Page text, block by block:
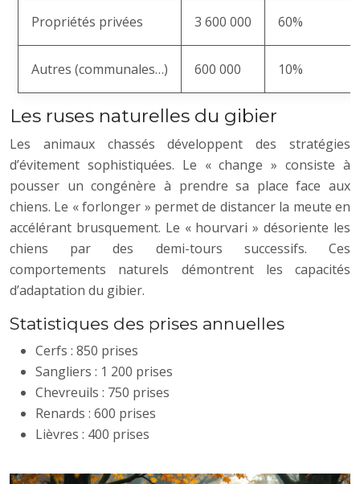
Propriétés privées 3 600 000 60%
Autres (communales…) 600 000 10%
Les ruses naturelles du gibier
Les animaux chassés développent des stratégies
d’évitement sophistiquées. Le « change » consiste à
pousser un congénère à prendre sa place face aux
chiens. Le « forlonger » permet de distancer la meute en
accélérant brusquement. Le « hourvari » désoriente les
chiens par des demi-tours successifs. Ces
comportements naturels démontrent les capacités
d’adaptation du gibier.
Statistiques des prises annuelles
Cerfs : 850 prises
Sangliers : 1 200 prises
Chevreuils : 750 prises
Renards : 600 prises
Lièvres : 400 prises